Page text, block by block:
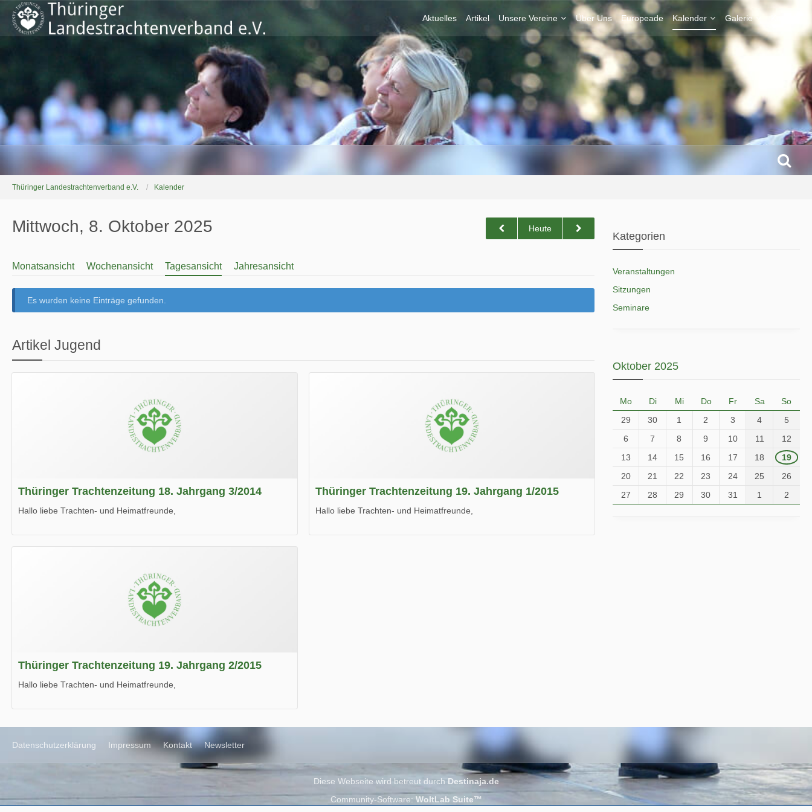
Aktuelles Artikel Unsere Vereine Über Uns Europeade Kalender Galerie
Thüringer Landestrachtenverband e.V. Kalender
Mittwoch, 8. Oktober 2025 Heute
Monatsansicht Wochenansicht Tagesansicht Jahresansicht
Es wurden keine Einträge gefunden.
Artikel Jugend
Thüringer Trachtenzeitung 18. Jahrgang 3/2014
Hallo liebe Trachten- und Heimatfreunde,
Wir wünschen Euch viel Spaß beim Lesen.
Thüringer Trachtenzeitung 19. Jahrgang 1/2015
Hallo liebe Trachten- und Heimatfreunde,
Thüringer Trachtenzeitung 19. Jahrgang 2/2015
Hallo liebe Trachten- und Heimatfreunde,
Kategorien
Veranstaltungen
Sitzungen
Seminare
Oktober 2025
Mo Di Mi Do Fr Sa
So
29
30 1 2 3 4
5
6
7 8 9 10 11
12
13
14 15 16 17 18
19
20
21 22 23 24 25
26
27
28 29 30 31 1 2
Datenschutzerklärung Impressum Kontakt Newsletter
Diese Webseite wird betreut durch Destinaja.de
Community-Software: WoltLab Suite™